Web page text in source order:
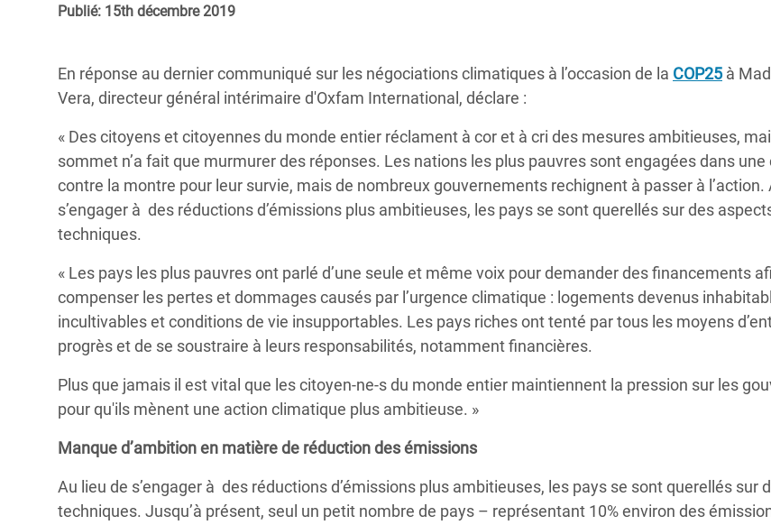
Conflits et Catastrophes
Services Essentiels
Digital Age
Gender, Rights, and Justice
l’Est
Crise au Yémen
Crise des Réfugiés Rohingyas
au Bangladesh
Crise des Réfugié·es au
Crise en Syrie
#MonClimatMonAvenir
Derrière notre Alimentation
Filles, Ça Suffit !
Publié: 15th décembre 2019
En réponse au dernier communiqué sur les négociations climatiques à l’occasion de la COP25à
Vera, directeur général intérimaire d'Oxfam International, déclare :
« Des citoyens et citoyennes du monde entier réclament à cor et à cri des mesures ambitieuses,
sommet n’a fait que murmurerdes réponses. Les nations les plus pauvres sont engagées dans une
contre la montre pour leur survie, mais de nombreux gouvernements rechignent à passer à l’action.
s’engager à des réductions d’émissions plus ambitieuses, les pays se sont querellés sur des
techniques.
« Les pays les plus pauvres ont parlé d’une seule et même voix pour demander des financements
compenser les pertes et dommages causés par l’urgence climatique : logements devenus
incultivables et conditions de vie insupportables. Les pays riches ont tenté par tous les moyens
progrès et de se soustraire à leurs responsabilités, notamment financières.
Plus que jamais il est vital que les citoyen-ne-s du monde entier maintiennent la pression sur les
pour qu'ils mènent une action climatique plus ambitieuse. »
Manque d’ambition en matière de réduction des émissions
Au lieu de s’engager à des réductions d’émissions plus ambitieuses, les pays se sont querellés sur
techniques. Jusqu’à présent, seul un petit nombre de pays – représentant 10% environ des